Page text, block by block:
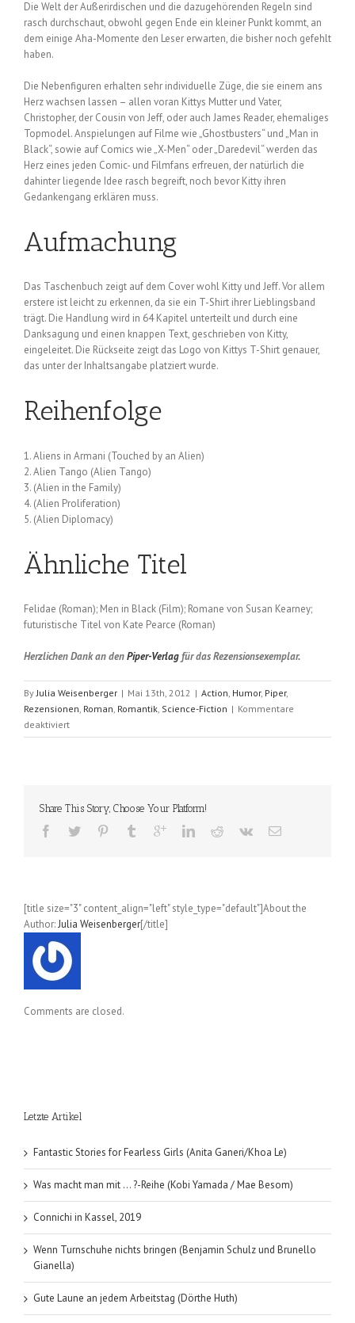
Die Welt der Außerirdischen und die dazugehörenden Regeln sind
rasch durchschaut, obwohl gegen Ende ein kleiner Punkt kommt, an
dem einige Aha-Momente den Leser erwarten, die bisher noch gefehlt
haben.
Die Nebenfiguren erhalten sehr individuelle Züge, die sie einem ans
Herz wachsen lassen – allen voran Kittys Mutter und Vater,
Christopher, der Cousin von Jeff, oder auch James Reader, ehemaliges
Topmodel. Anspielungen auf Filme wie „Ghostbusters“ und „Man in
Black“, sowie auf Comics wie „X-Men“ oder „Daredevil“ werden das
Herz eines jeden Comic- und Filmfans erfreuen, der natürlich die
dahinter liegende Idee rasch begreift, noch bevor Kitty ihren
Gedankengang erklären muss.
Aufmachung
Das Taschenbuch zeigt auf dem Cover wohl Kitty und Jeff. Vor allem
erstere ist leicht zu erkennen, da sie ein T-Shirt ihrer Lieblingsband
trägt. Die Handlung wird in 64 Kapitel unterteilt und durch eine
Danksagung und einen knappen Text, geschrieben von Kitty,
eingeleitet. Die Rückseite zeigt das Logo von Kittys T-Shirt genauer,
das unter der Inhaltsangabe platziert wurde.
Reihenfolge
1. Aliens in Armani (Touched by an Alien)
2. Alien Tango (Alien Tango)
3. (Alien in the Family)
4. (Alien Proliferation)
5. (Alien Diplomacy)
Ähnliche Titel
Felidae (Roman); Men in Black (Film); Romane von Susan Kearney;
futuristische Titel von Kate Pearce (Roman)
Herzlichen Dank an denPiper-Verlagfür das Rezensionsexemplar.
ByJulia Weisenberger | Mai 13th, 2012 | Action, Humor, Piper,
Rezensionen, Roman, Romantik, Science-Fiction | Kommentare
deaktiviertfür
Aliens
Koch);
Serie
Share This Story, Choose Your Platform!
[title size="3" content_align="left" style_type="default"]About the
Author:Julia Weisenberger[/title]
Comments are closed.
Letzte Artikel
Fantastic Stories for Fearless Girls (Anita Ganeri/Khoa Le)
Was macht man mit … ?-Reihe (Kobi Yamada / Mae Besom)
Connichi in Kassel, 2019
Wenn Turnschuhe nichts bringen (Benjamin Schulz und Brunello
Gianella)
Gute Laune an jedem Arbeitstag (Dörthe Huth)